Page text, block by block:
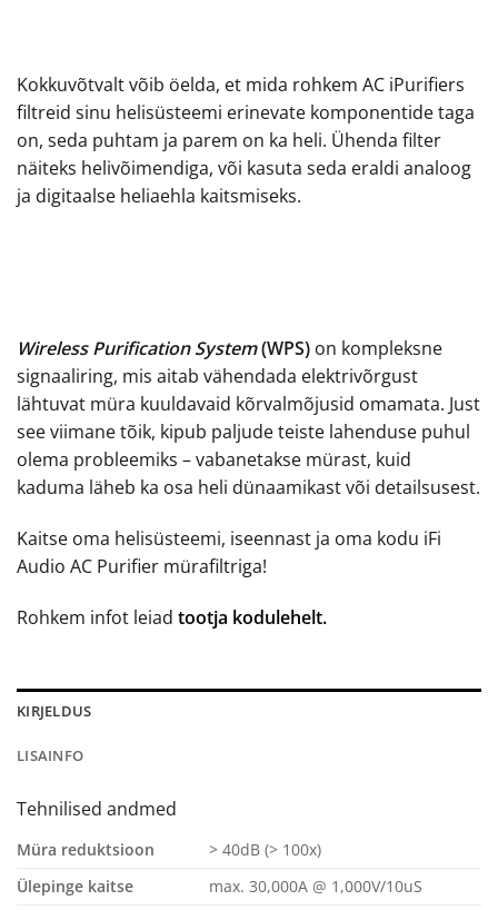
Kokkuvõtvalt võib öelda, et mida rohkem AC iPurifiers
filtreid sinu helisüsteemi erinevate komponentide taga
on, seda puhtam ja parem on ka heli. Ühenda filter
näiteks helivõimendiga, või kasuta seda eraldi analoog
ja digitaalse heliaehla kaitsmiseks.
Wireless Purification System(WPS) on kompleksne
signaaliring, mis aitab vähendada elektrivõrgust
lähtuvat müra kuuldavaid kõrvalmõjusid omamata. Just
see viimane tõik, kipub paljude teiste lahenduse puhul
olema probleemiks – vabanetakse mürast, kuid
kaduma läheb ka osa heli dünaamikast või detailsusest.
Kaitse oma helisüsteemi, iseennast ja oma kodu iFi
Audio AC Purifier mürafiltriga!
Rohkem infot leiad tootja kodulehelt.
KIRJELDUS
LISAINFO
Tehnilised andmed
Müra reduktsioon
> 40dB (> 100x)
Ülepinge kaitse
max. 30,000A @ 1,000V/10uS